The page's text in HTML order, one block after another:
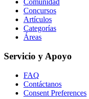
Comunidad
Concursos
Artículos
Categorías
Áreas
Servicio y Apoyo
FAQ
Contáctanos
Consent Preferences